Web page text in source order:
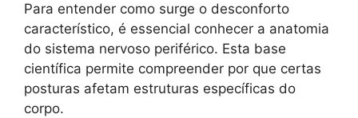
Para entender como surge o desconforto
característico, é essencial conhecer a anatomia
do sistema nervoso periférico. Esta base
científica permite compreender por que certas
posturas afetam estruturas específicas do
corpo.